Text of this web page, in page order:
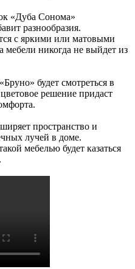
«Дуба Сонома»
разнообразия.
с яркими или матовыми
мебели никогда не выйдет из
будет смотреться в
решение придаст
пространство и
лучей в доме.
мебелью будет казаться